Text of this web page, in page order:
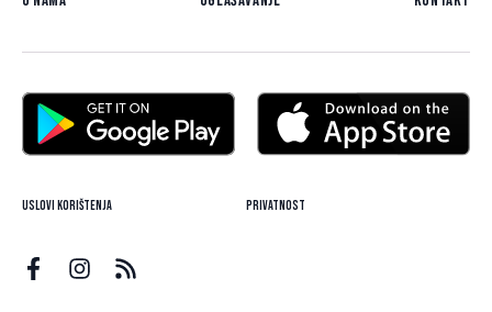
Uslovi korištenja Privatnost